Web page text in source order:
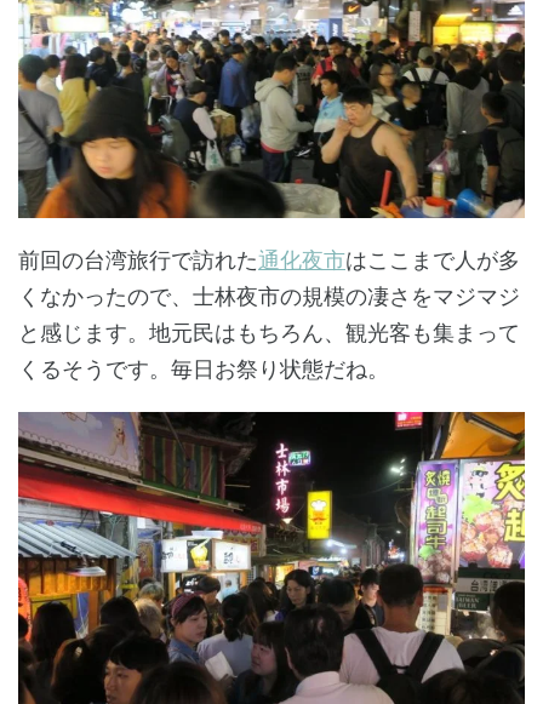
前回の台湾旅行で訪れた通化夜市はここまで人が多
くなかったので、士林夜市の規模の凄さをマジマジ
と感じます。地元民はもちろん、観光客も集まって
くるそうです。毎日お祭り状態だね。